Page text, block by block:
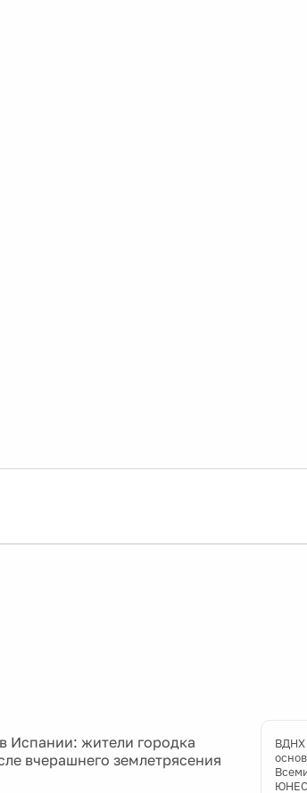
Испании: жители городка
вчерашнего землетрясения
ВДНХ